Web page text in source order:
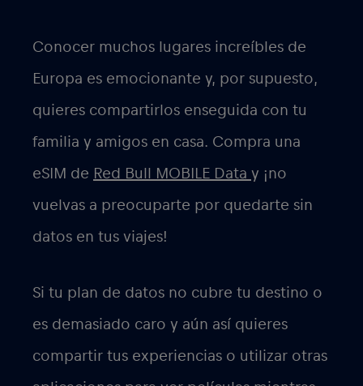
Conocer muchos lugares increíbles de
Europa es emocionante y, por supuesto,
quieres compartirlos enseguida con tu
familia y amigos en casa. Compra una
eSIM de Red Bull MOBILE Data y ¡no
vuelvas a preocuparte por quedarte sin
datos en tus viajes!
Si tu plan de datos no cubre tu destino o
es demasiado caro y aún así quieres
compartir tus experiencias o utilizar otras